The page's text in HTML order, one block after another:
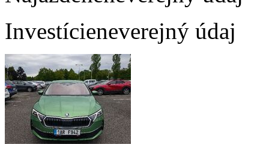
Investícieneverejný údaj